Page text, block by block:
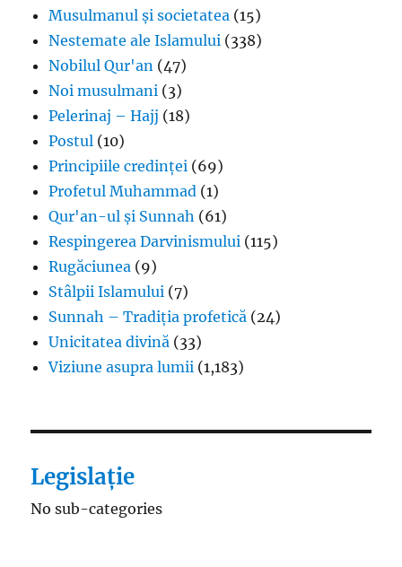
Musulmanul și societatea (15)
Nestemate ale Islamului (338)
Nobilul Qur'an (47)
Noi musulmani (3)
Pelerinaj – Hajj (18)
Postul (10)
Principiile credinței (69)
Profetul Muhammad (1)
Qur'an-ul și Sunnah (61)
Respingerea Darvinismului (115)
Rugăciunea (9)
Stâlpii Islamului (7)
Sunnah – Tradiția profetică (24)
Unicitatea divină (33)
Viziune asupra lumii (1,183)
Legislație
No sub-categories